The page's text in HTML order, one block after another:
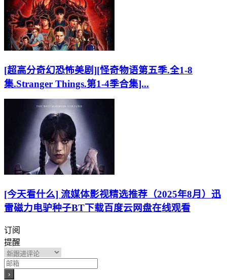
[超高分奇幻恐怖美剧][怪奇物语第五季.全1-8
集.Stranger Things.第1-4季合集]...
[今天看什么] 流媒体影视精选推荐（2025年8月）迅
雷磁力电驴种子BT下载百度云网盘在线观看
订阅
提醒